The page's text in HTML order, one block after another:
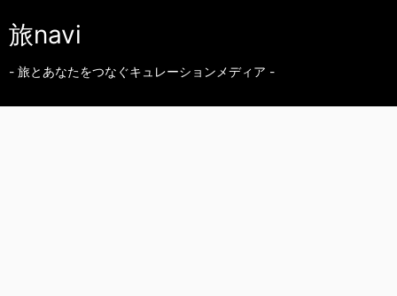
旅navi
- 旅とあなたをつなぐキュレーションメディア -